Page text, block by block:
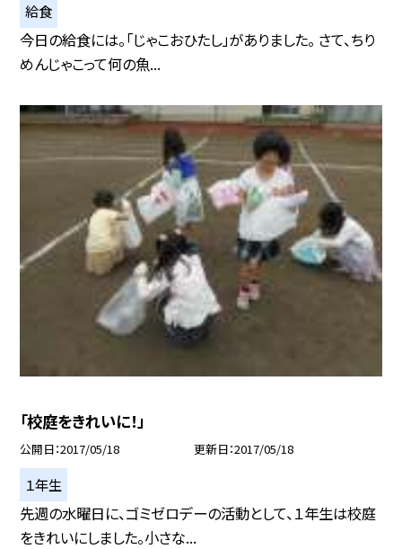
給食
今日の給食には。「じゃこおひたし」がありました。 さて、ちり
めんじゃこって何の魚...
「校庭をきれいに！」
公開日 2017/05/18 更新日 2017/05/18
１年生
先週の水曜日に、ゴミゼロデーの活動として、１年生は校庭
をきれいにしました。小さな...